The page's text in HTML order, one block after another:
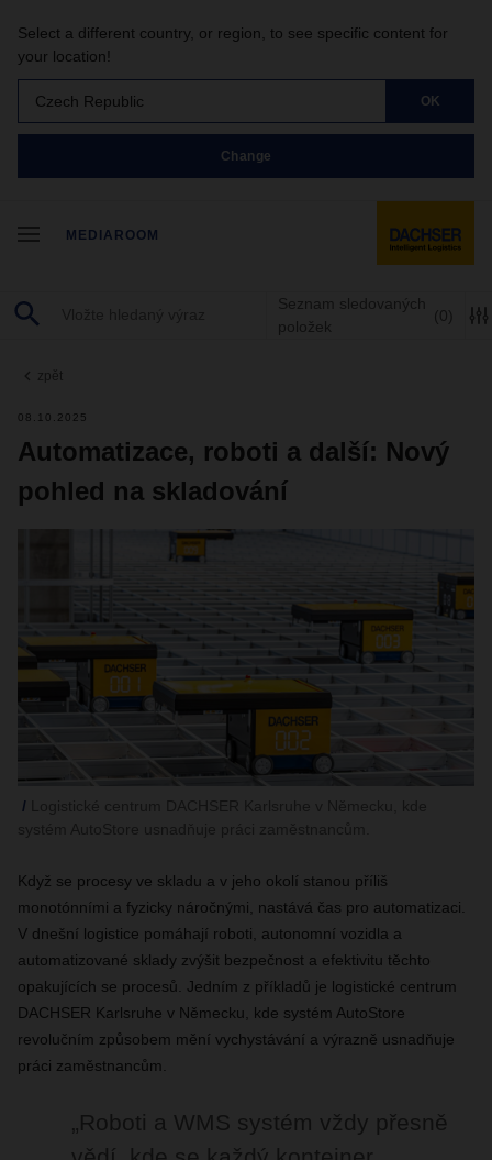
Select a different country, or region, to see specific content for
your location!
Czech Republic OK
Change
MEDIAROOM
Seznam sledovaných
položek
(0)
zpět
08.10.2025
Automatizace, roboti a další: Nový
pohled na skladování
Když se procesy ve skladu a v jeho okolí stanou příliš
monotónními a fyzicky náročnými, nastává čas pro automatizaci.
V dnešní logistice pomáhají roboti, autonomní vozidla a
automatizované sklady zvýšit bezpečnost a efektivitu těchto
opakujících se procesů. Jedním z příkladů je logistické centrum
DACHSER Karlsruhe v Německu, kde systém AutoStore
revolučním způsobem mění vychystávání a výrazně usnadňuje
práci zaměstnancům.
„Roboti a WMS systém vždy přesně